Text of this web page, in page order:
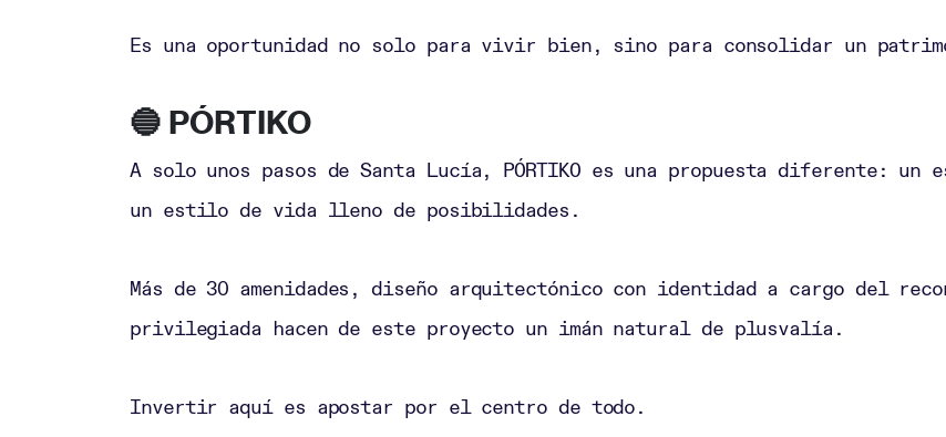
Es una oportunidad no solo para vivir bien, sino para consolidar un
🔵 PÓRTIKO
A solo unos pasos de Santa Lucía, PÓRTIKO es una propuesta diferente: un
un estilo de vida lleno de posibilidades.
Más de 30 amenidades, diseño arquitectónico con identidad a cargo del
privilegiada hacen de este proyecto un imán natural de plusvalía.
Invertir aquí es apostar por el centro de todo.